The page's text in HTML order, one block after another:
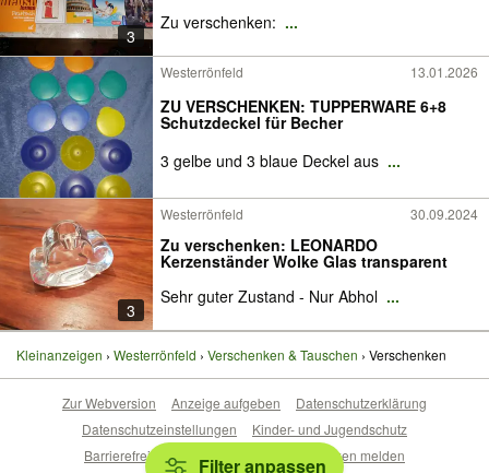
3
Zu verschenken: ...
Westerrönfeld 13.01.2026
ZU VERSCHENKEN: TUPPERWARE 6+8
Schutzdeckel für Becher
3 gelbe und 3 blaue Deckel aus ...
3
Westerrönfeld 30.09.2024
Zu verschenken: LEONARDO
Kerzenständer Wolke Glas transparent
Sehr guter Zustand - Nur Abhol ...
Kleinanzeigen Westerrönfeld Verschenken & Tauschen Verschenken
Filter anpassen
Zur Webversion Anzeige aufgeben
Datenschutzerklärung
Datenschutzeinstellungen
Kinder- und Jugendschutz
Barrierefreiheitserklärung
Sicherheitslücken melden